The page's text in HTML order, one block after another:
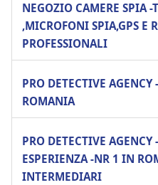
NEGOZIO CAMERE SPIA -
,MICROFONI SPIA,GPS E
PROFESSIONALI
PRO DETECTIVE
ROMANIA
PRO DETECTIVE
ESPERIENZA -NR 1 IN
INTERMEDIARI